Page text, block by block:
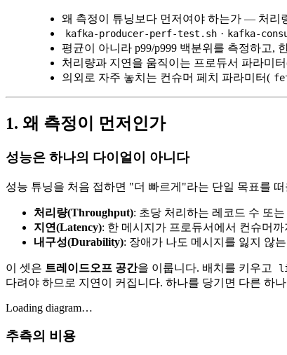
왜 측정이 튜닝보다 먼저여야 하는가 — 처리
kafka-producer-perf-test.sh · kafka-
평균이 아니라 p99/p999 백분위를 측정하고,
처리량과 지연을 움직이는 프로듀서 파라미
의외로 자주 놓치는 컨슈머 페치 파라미터(
1. 왜 측정이 먼저인가
성능은 하나의 다이얼이 아니다
성능 튜닝을 처음 접하면 "더 빠르게"라는 단일 목표를
처리량(Throughput): 초당 처리하는 레코드 수 또는
지연(Latency): 한 메시지가 프로듀서에서 컨슈머
내구성(Durability): 장애가 나도 메시지를 잃지 않
이 셋은 트레이드오프 공간을 이룹니다. 배치를 키우고
다려야 하므로 지연이 커집니다. 하나를 당기면 다른 하
Loading diagram…
추측의 비용